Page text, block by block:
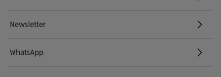
Newsletter
WhatsApp